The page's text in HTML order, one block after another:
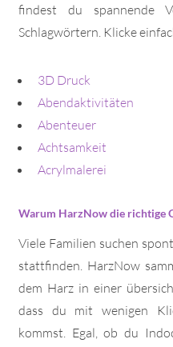
findest du spannende
Schlagwörtern. Klicke
3D Druck
Abendaktivitäten
Abenteuer
Achtsamkeit
Acrylmalerei
Warum HarzNow die richtige
Viele Familien suchen
stattfinden. HarzNow
dem Harz in einer
dass du mit wenigen
kommst. Egal, ob du